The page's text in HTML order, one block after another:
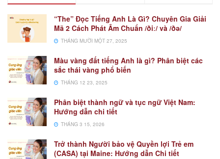
“The” Đọc Tiếng Anh Là Gì? Chuyên Gia Giải
Mã 2 Cách Phát Âm Chuẩn /ðiː/ và /ðə/
THÁNG MƯỜI MỘT 27, 2025
Màu vàng đất tiếng Anh là gì? Phân biệt các
sắc thái vàng phổ biến
THÁNG 12 23, 2025
Phân biệt thành ngữ và tục ngữ Việt Nam:
Hướng dẫn chi tiết
THÁNG 3 15, 2026
Trở thành Người bảo vệ Quyền lợi Trẻ em
(CASA) tại Maine: Hướng dẫn Chi tiết